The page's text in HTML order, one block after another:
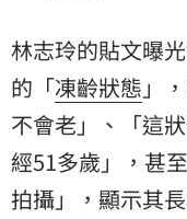
林志玲的貼文曝
的「凍齡狀態 」
不會老」、「這
經51多歲」，甚
拍攝」，顯示其